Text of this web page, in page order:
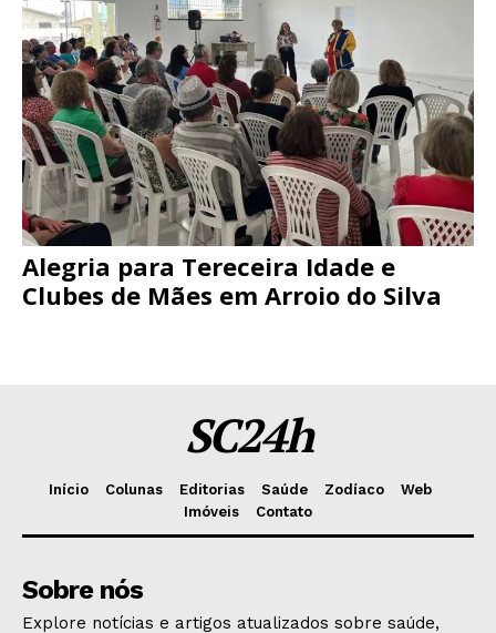
Alegria para Tereceira Idade e
Clubes de Mães em Arroio do Silva
SC24h
Início Colunas Editorias Saúde Zodíaco
Web
Imóveis
Contato
Sobre nós
Explore notícias e artigos atualizados sobre saúde,